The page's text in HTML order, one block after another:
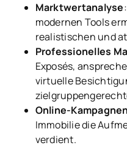
Marktwertanalyse
modernen Tools
realistischen und
Professionelles
Exposés,
virtuelle
Online-Kampagnen
Immobilie die
verdient.